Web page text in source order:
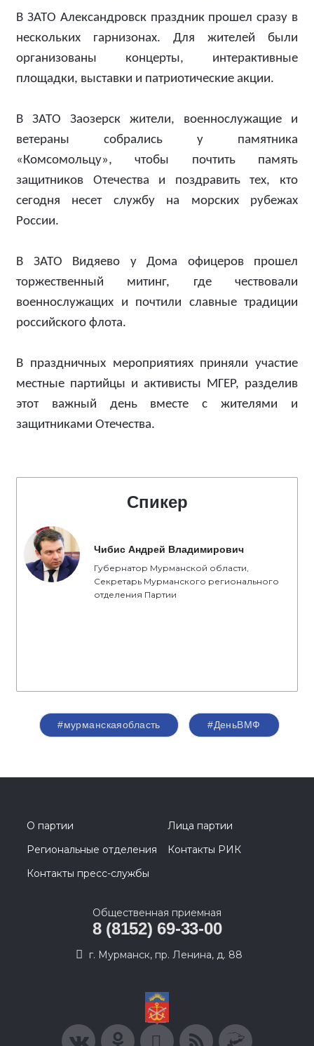
В ЗАТО Александровск праздник прошел сразу в
нескольких гарнизонах. Для жителей были
организованы концерты, интерактивные
площадки, выставки и патриотические акции.
В ЗАТО Заозерск жители, военнослужащие и
ветераны собрались у памятника
«Комсомольцу», чтобы почтить память
защитников Отечества и поздравить тех, кто
сегодня несет службу на морских рубежах
России.
В ЗАТО Видяево у Дома офицеров прошел
торжественный митинг, где чествовали
военнослужащих и почтили славные традиции
российского флота.
В праздничных мероприятиях приняли участие
местные партийцы и активисты МГЕР, разделив
этот важный день вместе с жителями и
защитниками Отечества.
Спикер
Чибис Андрей Владимирович
Губернатор Мурманской области,
Секретарь Мурманского регионального
отделения Партии
#мурманскаяобласть #ДеньВМФ
О партии
Лица партии
Региональные отделения
Контакты РИК
Контакты пресс-службы
Общественная приемная
8 (8152) 69-33-00
г. Мурманск, пр. Ленина, д. 88